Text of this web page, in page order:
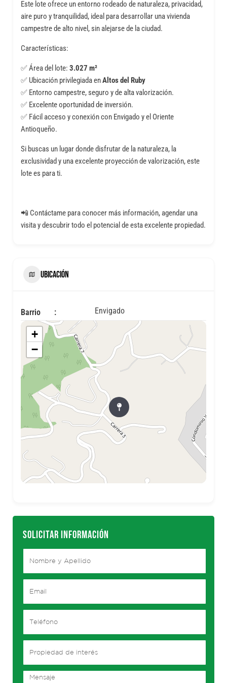
Este lote ofrece un entorno rodeado de naturaleza, privacidad,
aire puro y tranquilidad, ideal para desarrollar una vivienda
campestre de alto nivel, sin alejarse de la ciudad.
Características:
✅ Área del lote: 3.027 m²
✅ Ubicación privilegiada enAltos del Ruby
✅ Entorno campestre, seguro y de alta valorización.
✅ Excelente oportunidad de inversión.
✅ Fácil acceso y conexión con Envigado y el Oriente
Antioqueño.
Si buscas un lugar donde disfrutar de la naturaleza, la
exclusividad y una excelente proyección de valorización, este
lote es para ti.
📲 Contáctame para conocer más información, agendar una
visita y descubrir todo el potencial de esta excelente propiedad.
UBICACIÓN
Barrio Envigado
+
−
SOLICITAR INFORMACIÓN